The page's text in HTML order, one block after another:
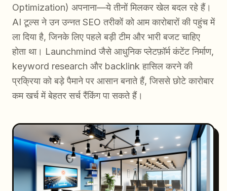
Optimization) अपनाना—ये तीनों मिलकर खेल बदल रहे हैं।
AI टूल्स ने उन उन्नत SEO तरीकों को आम कारोबारों की पहुंच में
ला दिया है, जिनके लिए पहले बड़ी टीम और भारी बजट चाहिए
होता था। Launchmind जैसे आधुनिक प्लेटफ़ॉर्म कंटेंट निर्माण,
keyword research और backlink हासिल करने की
प्रक्रिया को बड़े पैमाने पर आसान बनाते हैं, जिससे छोटे कारोबार
कम खर्च में बेहतर सर्च रैंकिंग पा सकते हैं।